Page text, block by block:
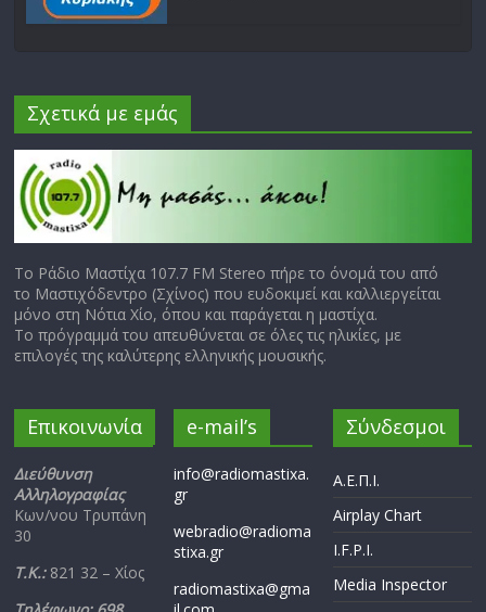
Σχετικά με εμάς
Το Ράδιο Μαστίχα 107.7 FM Stereo πήρε το όνομά του από
το Μαστιχόδεντρο (Σχίνος) που ευδοκιμεί και καλλιεργείται
μόνο στη Νότια Χίο, όπου και παράγεται η μαστίχα.
Το πρόγραμμά του απευθύνεται σε όλες τις ηλικίες, με
επιλογές της καλύτερης ελληνικής μουσικής.
Επικοινωνία
Διεύθυνση
Αλληλογραφίας
Κων/νου Τρυπάνη
30
Τ.Κ.: 821 32 – Χίος
e-mail’s
info@radiomastixa.
gr
webradio@radioma
stixa.gr
radiomastixa@gma
Σύνδεσμοι
Α.Ε.Π.Ι.
Airplay Chart
I.F.P.I.
Media Inspector